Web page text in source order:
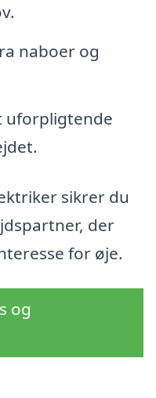
naboer og
uforpligtende
sikrer du
der
for øje.
og